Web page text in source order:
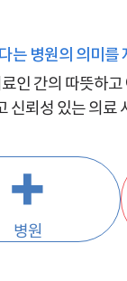
는 병원의 의미를
인 간의 따뜻하
신뢰성 있는 의료
병원